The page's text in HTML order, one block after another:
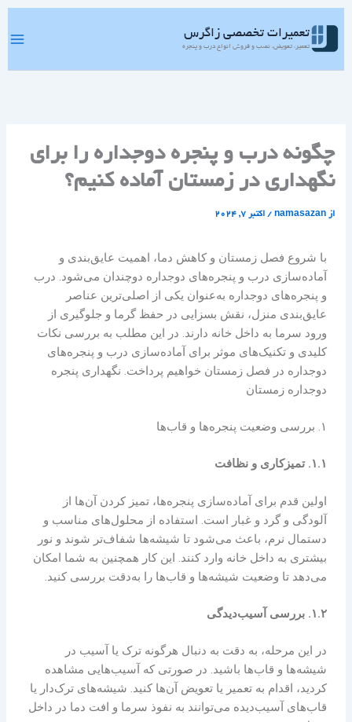
پرش
محتوا
تعمیرات تخصصی زاگرس
تعمیر، تعویض، نصب و فروش انواع درب و پنجره
چگونه درب و پنجره دوجداره را برای
نگهداری در زمستان آماده کنیم؟
از namasazan
/اکتبر 7, 2024
با شروع فصل زمستان و کاهش دما، اهمیت عایق‌بندی و
آماده‌سازی درب و پنجره‌های دوجداره دوچندان می‌شود. درب
و پنجره‌های دوجداره به‌عنوان یکی از اصلی‌ترین عناصر
عایق‌بندی منزل، نقش بسزایی در حفظ گرما و جلوگیری از
ورود سرما به داخل خانه دارند. در این مطلب به بررسی نکات
کلیدی و تکنیک‌های موثر برای آماده‌سازی درب و پنجره‌های
دوجداره در فصل زمستان خواهیم پرداخت. نگهداری پنجره
دوجداره زمستان
۱. بررسی وضعیت پنجره‌ها و قاب‌ها
۱.۱. تمیزکاری و نظافت
اولین قدم برای آماده‌سازی پنجره‌ها، تمیز کردن آن‌ها از
آلودگی و گرد و غبار است. استفاده از محلول‌های مناسب و
دستمال نرم، باعث می‌شود تا شیشه‌ها شفاف‌تر شوند و نور
بیشتری به داخل خانه وارد کنند. این کار همچنین به شما امکان
می‌دهد تا وضعیت شیشه‌ها و قاب‌ها را به‌دقت بررسی کنید.
۱.۲. بررسی آسیب‌دیدگی
در این مرحله، به دقت به دنبال هرگونه ترک یا آسیب در
شیشه‌ها و قاب‌ها باشید. در صورتی که آسیب‌هایی مشاهده
کردید، اقدام به تعمیر یا تعویض آن‌ها کنید. شیشه‌های ترک‌دار یا
قاب‌های آسیب‌دیده می‌توانند به نفوذ سرما و افت دما در داخل